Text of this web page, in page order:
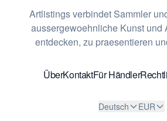
Artlistings verbindet Sammler
aussergewoehnliche Kunst und
entdecken, zu praesentieren
ÜberKontaktFür Händler
Deutsch EUR